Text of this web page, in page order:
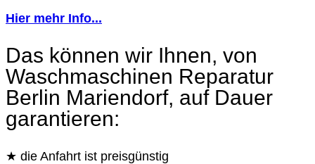
Hier mehr Info...
Das können wir Ihnen, von
Waschmaschinen Reparatur
Berlin Mariendorf, auf Dauer
garantieren:
★ die Anfahrt ist preisgünstig